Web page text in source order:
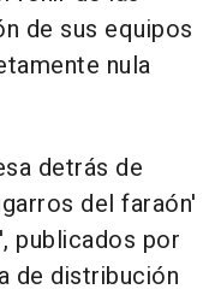
de sus equipos
nula
detrás de
del faraón'
publicados por
de distribución